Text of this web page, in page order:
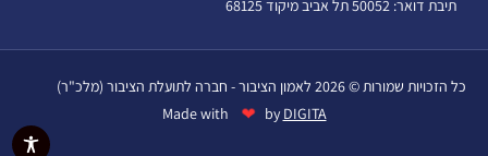
תיבת דואר: 50052 תל אביב מיקוד 68125
כל הזכויות שמורות © 2026 לאמון הציבור - חברה לתועלת הציבור (מלכ"ר)
Made with
❤ by DIGITA